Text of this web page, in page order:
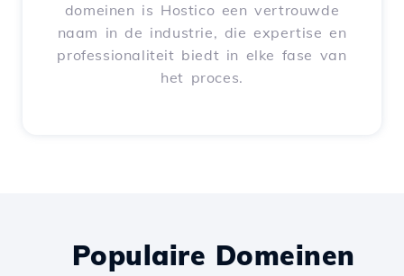
domeinen is Hostico een vertrouwde
naam in de industrie, die expertise en
professionaliteit biedt in elke fase van
het proces.
Populaire Domeinen